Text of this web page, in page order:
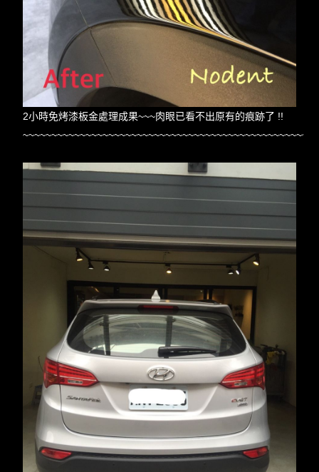
2小時免烤漆板金處理成果~~~肉眼已看不出原有的痕跡了 !!